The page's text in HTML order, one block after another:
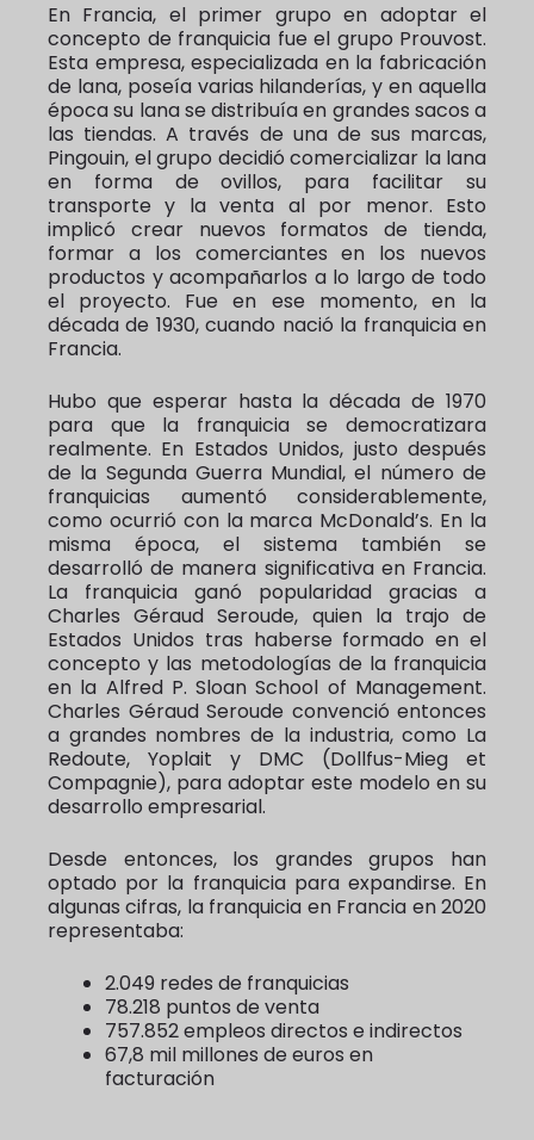
En Francia, el primer grupo en adoptar el
concepto de franquicia fue el grupo Prouvost.
Esta empresa, especializada en la fabricación
de lana, poseía varias hilanderías, y en aquella
época su lana se distribuía en grandes sacos a
las tiendas. A través de una de sus marcas,
Pingouin, el grupo decidió comercializar la lana
en forma de ovillos, para facilitar su
transporte y la venta al por menor. Esto
implicó crear nuevos formatos de tienda,
formar a los comerciantes en los nuevos
productos y acompañarlos a lo largo de todo
el proyecto. Fue en ese momento, en la
década de 1930, cuando nació la franquicia en
Francia.
Hubo que esperar hasta la década de 1970
para que la franquicia se democratizara
realmente. En Estados Unidos, justo después
de la Segunda Guerra Mundial, el número de
franquicias aumentó considerablemente,
como ocurrió con la marca McDonald’s. En la
misma época, el sistema también se
desarrolló de manera significativa en Francia.
La franquicia ganó popularidad gracias a
Charles Géraud Seroude, quien la trajo de
Estados Unidos tras haberse formado en el
concepto y las metodologías de la franquicia
en la Alfred P. Sloan School of Management.
Charles Géraud Seroude convenció entonces
a grandes nombres de la industria, como La
Redoute, Yoplait y DMC (Dollfus-Mieg et
Compagnie), para adoptar este modelo en su
desarrollo empresarial.
Desde entonces, los grandes grupos han
optado por la franquicia para expandirse. En
algunas cifras, la franquicia en Francia en 2020
representaba:
2.049 redes de franquicias
78.218 puntos de venta
757.852 empleos directos e indirectos
67,8 mil millones de euros en
facturación